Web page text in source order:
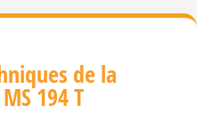
de la
194 T